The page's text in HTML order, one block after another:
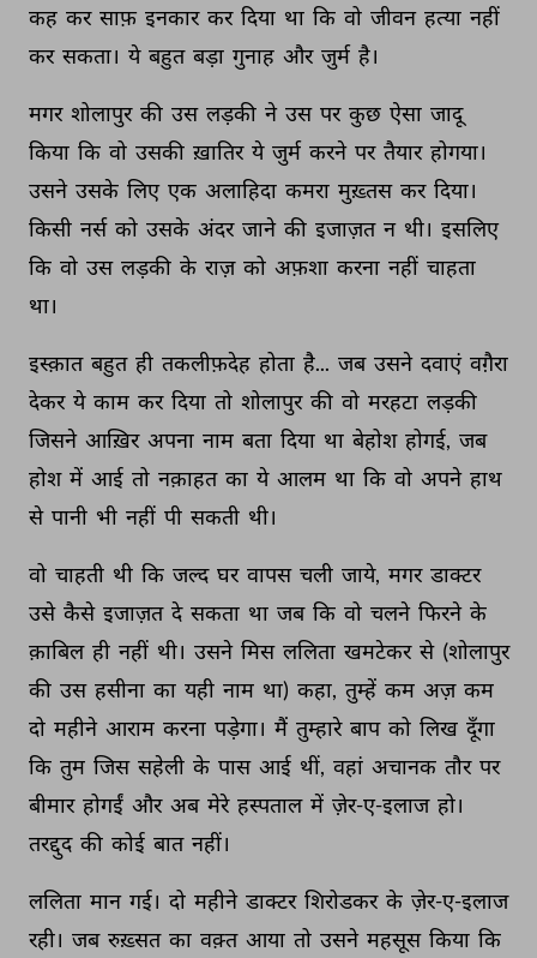
कह कर साफ़ इनकार कर दिया था कि वो जीवन हत्या नहीं
कर सकता। ये बहुत बड़ा गुनाह और जुर्म है।
मगर शोलापुर की उस लड़की ने उस पर कुछ ऐसा जादू
किया कि वो उसकी ख़ातिर ये जुर्म करने पर तैयार होगया।
उसने उसके लिए एक अलाहिदा कमरा मुख़्तस कर दिया।
किसी नर्स को उसके अंदर जाने की इजाज़त न थी। इसलिए
कि वो उस लड़की के राज़ को अफ़शा करना नहीं चाहता
था।
इस्क़ात बहुत ही तकलीफ़देह होता है... जब उसने दवाएं वग़ैरा
देकर ये काम कर दिया तो शोलापुर की वो मरहटा लड़की
जिसने आख़िर अपना नाम बता दिया था बेहोश होगई, जब
होश में आई तो नक़ाहत का ये आलम था कि वो अपने हाथ
से पानी भी नहीं पी सकती थी।
वो चाहती थी कि जल्द घर वापस चली जाये, मगर डाक्टर
उसे कैसे इजाज़त दे सकता था जब कि वो चलने फिरने के
क़ाबिल ही नहीं थी। उसने मिस ललिता खमटेकर से (शोलापुर
की उस हसीना का यही नाम था) कहा, तुम्हें कम अज़ कम
दो महीने आराम करना पड़ेगा। मैं तुम्हारे बाप को लिख दूँगा
कि तुम जिस सहेली के पास आई थीं, वहां अचानक तौर पर
बीमार होगईं और अब मेरे हस्पताल में ज़ेर-ए-इलाज हो।
तरद्दुद की कोई बात नहीं।
ललिता मान गई। दो महीने डाक्टर शिरोडकर के ज़ेर-ए-इलाज
रही। जब रुख़्सत का वक़्त आया तो उसने महसूस किया कि